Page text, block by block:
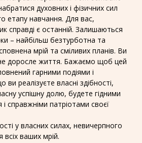
духовних і фізичних сил
етапу навчання. Для вас,
справді є останній. Залишаються
– найбільш безтурботна та
мрій та сміливих планів. Ви
доросле життя. Бажаємо щоб цей
гарними подіями і
реалізуєте власні здібності,
успішну долю, будете гідними
справжніми патріотами своєї
у власних силах, невичерпного
всіх ваших мрій.